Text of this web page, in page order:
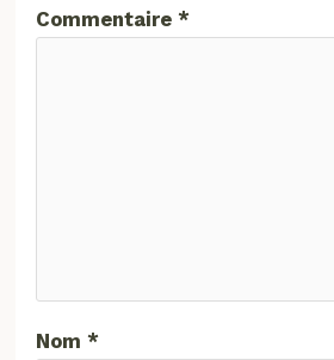
Commentaire*
Nom*